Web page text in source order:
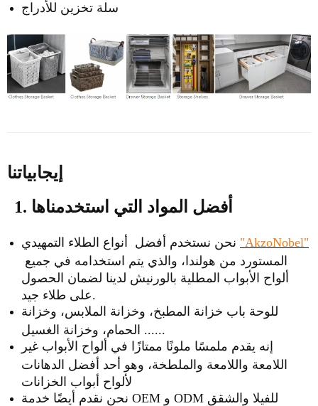
سلة تخزين للأدراج
إيجابياتنا
1. أفضل المواد التي استخدمناها
"AkzoNobel"
ألواح الأبواب المطلية بالورنيش لدينا لضمان الحصول
للوحة باب خزانة المطبخ، وخزانة الملابس، وخزانة
إنه يقدم ملمسًا ملونًا ممتازًا في ألواح الأبواب غير
اللامعة واللامعة والملطخة، وهو أحد أفضل الدهانات
لألواح أبواب الخزانات
نحن نقدم أيضًا خدمة OEM و ODM للفيلا والشقق